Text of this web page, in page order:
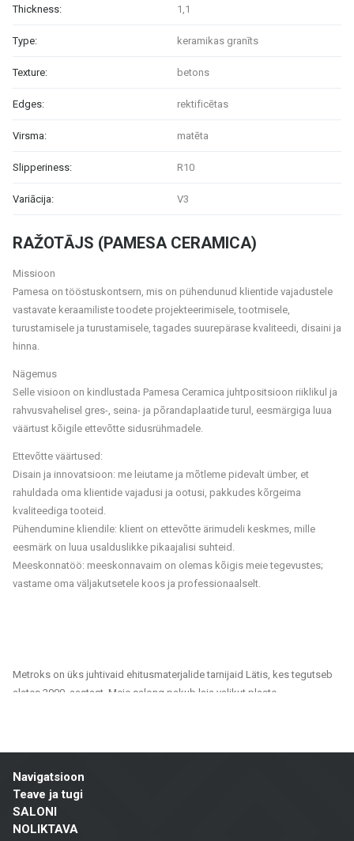
RAŽOTĀJS (PAMESA CERAMICA)
Missioon
Pamesa on tööstuskontsern, mis on pühendunud klientide vajadustele
vastavate keraamiliste toodete projekteerimisele, tootmisele,
turustamisele ja turustamisele, tagades suurepärase kvaliteedi, disaini ja
hinna.
Nägemus
Selle visioon on kindlustada Pamesa Ceramica juhtpositsioon riiklikul ja
rahvusvahelisel gres-, seina- ja põrandaplaatide turul, eesmärgiga luua
väärtust kõigile ettevõtte sidusrühmadele.
Ettevõtte väärtused:
Disain ja innovatsioon: me leiutame ja mõtleme pidevalt ümber, et
rahuldada oma klientide vajadusi ja ootusi, pakkudes kõrgeima
kvaliteediga tooteid.
Pühendumine kliendile: klient on ettevõtte ärimudeli keskmes, mille
eesmärk on luua usalduslikke pikaajalisi suhteid.
Meeskonnatöö: meeskonnavaim on olemas kõigis meie tegevustes;
vastame oma väljakutsetele koos ja professionaalselt.
Thickness: 1,1
Type: keramikas granīts
Texture: betons
Edges: rektificētas
Virsma: matēta
Slipperiness: R10
Variācija: V3
Metroks on üks juhtivaid ehitusmaterjalide tarnijaid Lätis, kes tegutseb
alates 2000. aastast. Meie salong pakub laia valikut plaate,
Meie tootevalik hõlmab:
Navigatsioon
Teave ja tugi
SALONI
NOLIKTAVA